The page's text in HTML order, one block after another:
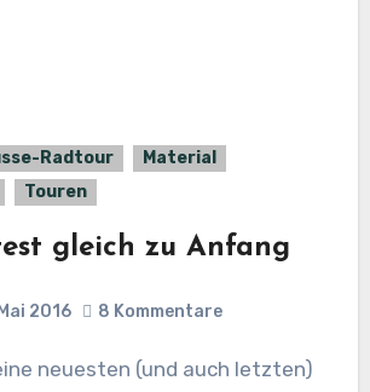
Radtour
Material
Touren
gleich zu Anfang
2016 8 Kommentare